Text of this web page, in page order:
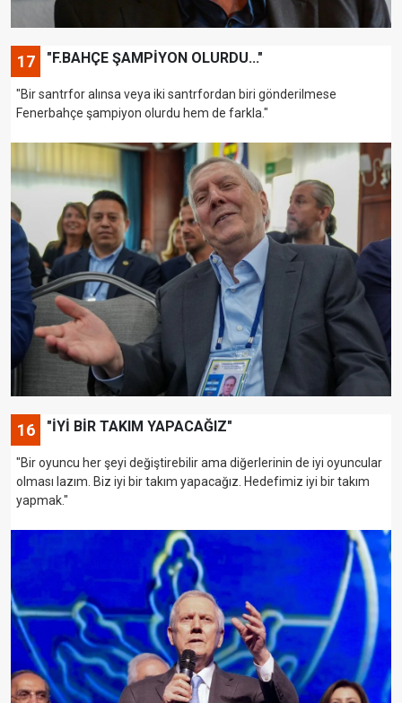
17 "F.BAHÇE ŞAMPİYON OLURDU..."
"Bir santrfor alınsa veya iki santrfordan biri gönderilmese
Fenerbahçe şampiyon olurdu hem de farkla."
16 "İYİ BİR TAKIM YAPACAĞIZ"
"Bir oyuncu her şeyi değiştirebilir ama diğerlerinin de iyi oyuncular
olması lazım. Biz iyi bir takım yapacağız. Hedefimiz iyi bir takım
yapmak."